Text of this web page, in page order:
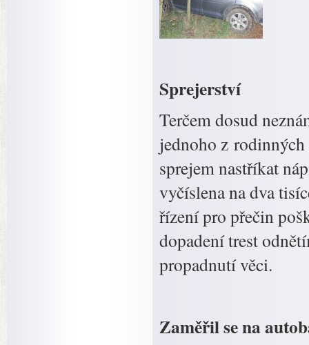
Sprejerství
Terčem dosud
jednoho z
sprejem nastříkat
vyčíslena na dva
řízení pro přečin
dopadení trest
propadnutí věci.
Zaměřil se na